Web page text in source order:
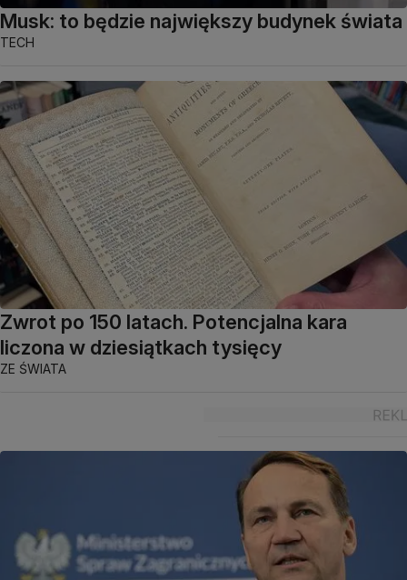
Musk: to będzie największy budynek świata
TECH
Zwrot po 150 latach. Potencjalna kara
liczona w dziesiątkach tysięcy
ZE ŚWIATA